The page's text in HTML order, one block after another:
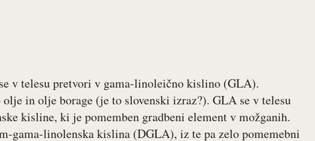
v telesu pretvori v gama-linoleično kislino (GLA).
in olje borage (je to slovenski izraz?). GLA se v telesu
kisline, ki je pomemben gradbeni element v možganih.
gama-linolenska kislina (DGLA), iz te pa zelo pomemebni